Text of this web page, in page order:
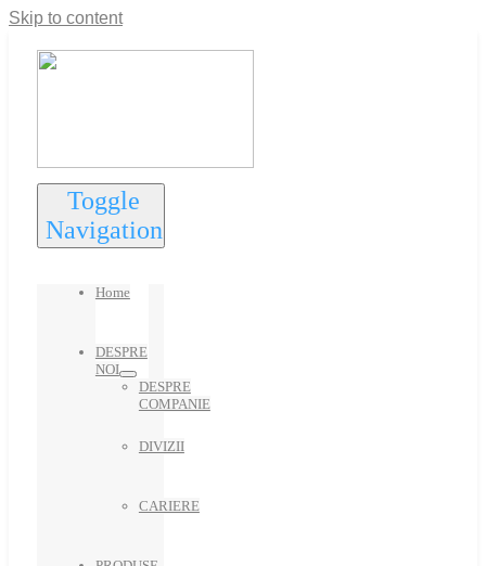
Skip to content
Toggle
Navigation
Home
DESPRE
NOI
DESPRE
COMPANIE
DIVIZII
CARIERE